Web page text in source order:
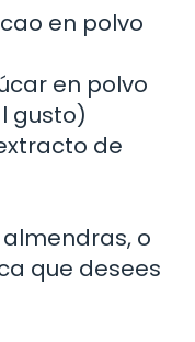
en polvo
en polvo
gusto)
de
o
que desees